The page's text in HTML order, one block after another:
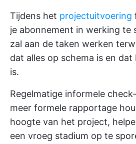
Tijdens het projectuitvoering
je abonnement in werking te
zal aan de taken werken
dat alles op schema is en
is.
Regelmatige informele
meer formele rapportage
hoogte van het project,
een vroeg stadium op te